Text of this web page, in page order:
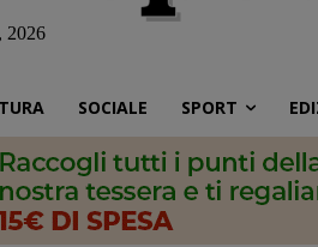
2026
SOCIALE SPORT